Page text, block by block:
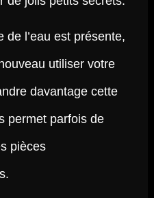
de l’eau est présente,
utiliser votre
davantage cette
permet parfois de
pièces